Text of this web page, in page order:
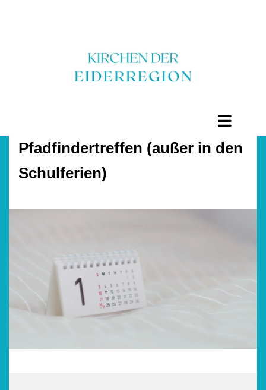
Pfadfindertreffen (außer in den
Schulferien)